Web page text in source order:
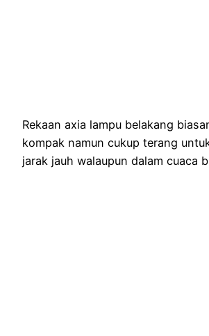
Rekaan axia lampu belakang
kompak namun cukup terang
jarak jauh walaupun dalam cuaca